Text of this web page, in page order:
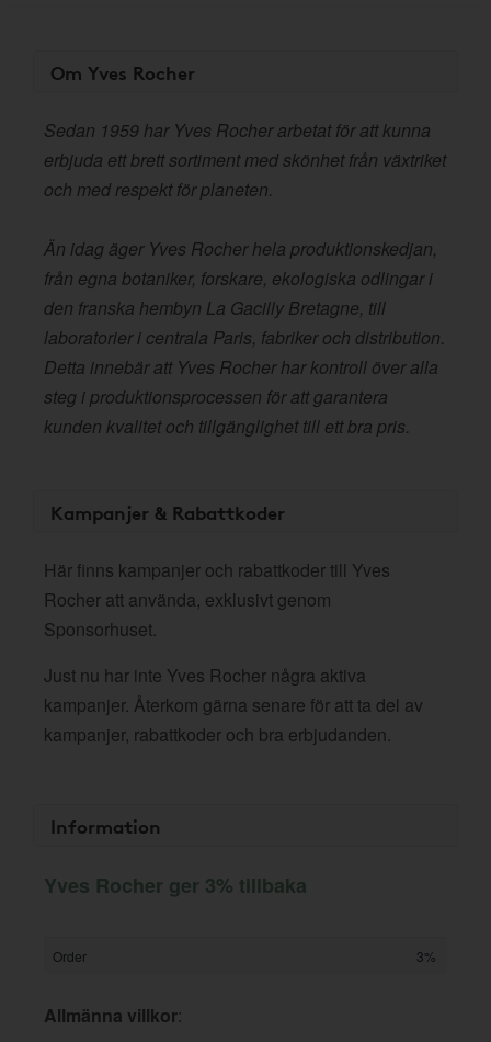
Om Yves Rocher
Sedan 1959 har Yves Rocher arbetat för att kunna
erbjuda ett brett sortiment med skönhet från växtriket
och med respekt för planeten.
Än idag äger Yves Rocher hela produktionskedjan,
från egna botaniker, forskare, ekologiska odlingar i
den franska hembyn La Gacilly Bretagne, till
laboratorier i centrala Paris, fabriker och distribution.
Detta innebär att Yves Rocher har kontroll över alla
steg i produktionsprocessen för att garantera
kunden kvalitet och tillgänglighet till ett bra pris.
Kampanjer & Rabattkoder
Här finns kampanjer och rabattkoder till Yves
Rocher att använda, exklusivt genom
Sponsorhuset.
Just nu har inte Yves Rocher några aktiva
kampanjer. Återkom gärna senare för att ta del av
kampanjer, rabattkoder och bra erbjudanden.
Information
Yves Rocher ger 3% tillbaka
Order 3%
Allmänna villkor: